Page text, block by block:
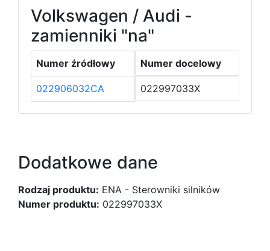
Volkswagen / Audi -
zamienniki "na"
Numer źródłowy Numer docelowy
022906032CA 022997033X
Dodatkowe dane
Rodzaj produktu: ENA - Sterowniki silników
Numer produktu: 022997033X